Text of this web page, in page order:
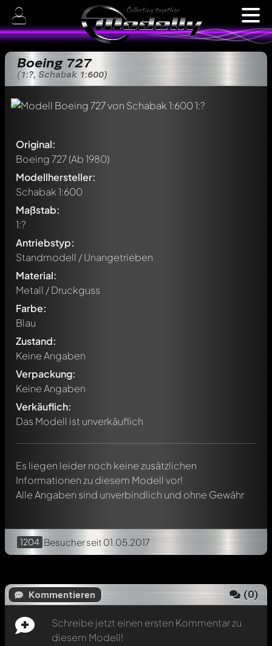
Boeing 727
(1:?, Schabak 1:600)
Original:
Boeing 727(Ab 1980)
Modellhersteller:
Schabak 1:600
Maßstab:
1:?
Antriebstyp:
Standmodell / Unangetrieben
Material:
Metall / Druckguss
Farbe:
Blau
Zustand:
Keine Angaben
Verpackung:
Keine Angaben
Verkäuflich:
Das Modell ist unverkäuflich
Es liegen leider noch keine zusätzlichen
Informationen zu diesem Modell vor!
Alle Angaben sind unverbindlich und ohne Gewähr
1204 Besucherseit 01.05.2017
Kommentieren (0)
Schreibe jetzt einen ersten Kommentar zu
diesem Modell!
Schreibe jetzt einen ersten Kommentar zu diesem Modell!
Jeder Kommentar kann von allen Mitgliedern diskutiert
werden. Es ist wie ein Chat.
Erwähne andere Modelly-Mitglieder durch die
automatisch darüber informiert.